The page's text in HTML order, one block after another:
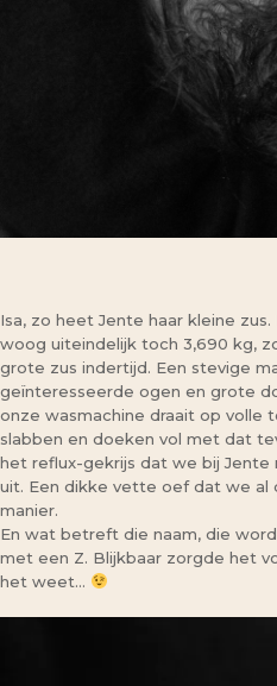
Isa, zo heet Jente haar kleine
woog uiteindelijk toch 3,690 kg,
grote zus indertijd. Een stevige
geïnteresseerde ogen en grote
onze wasmachine draait op volle
slabben en doeken vol met dat
het reflux-gekrijs dat we bij
uit. Een dikke vette oef dat we al
manier.
En wat betreft die naam, die
met een Z. Blijkbaar zorgde het
het weet…